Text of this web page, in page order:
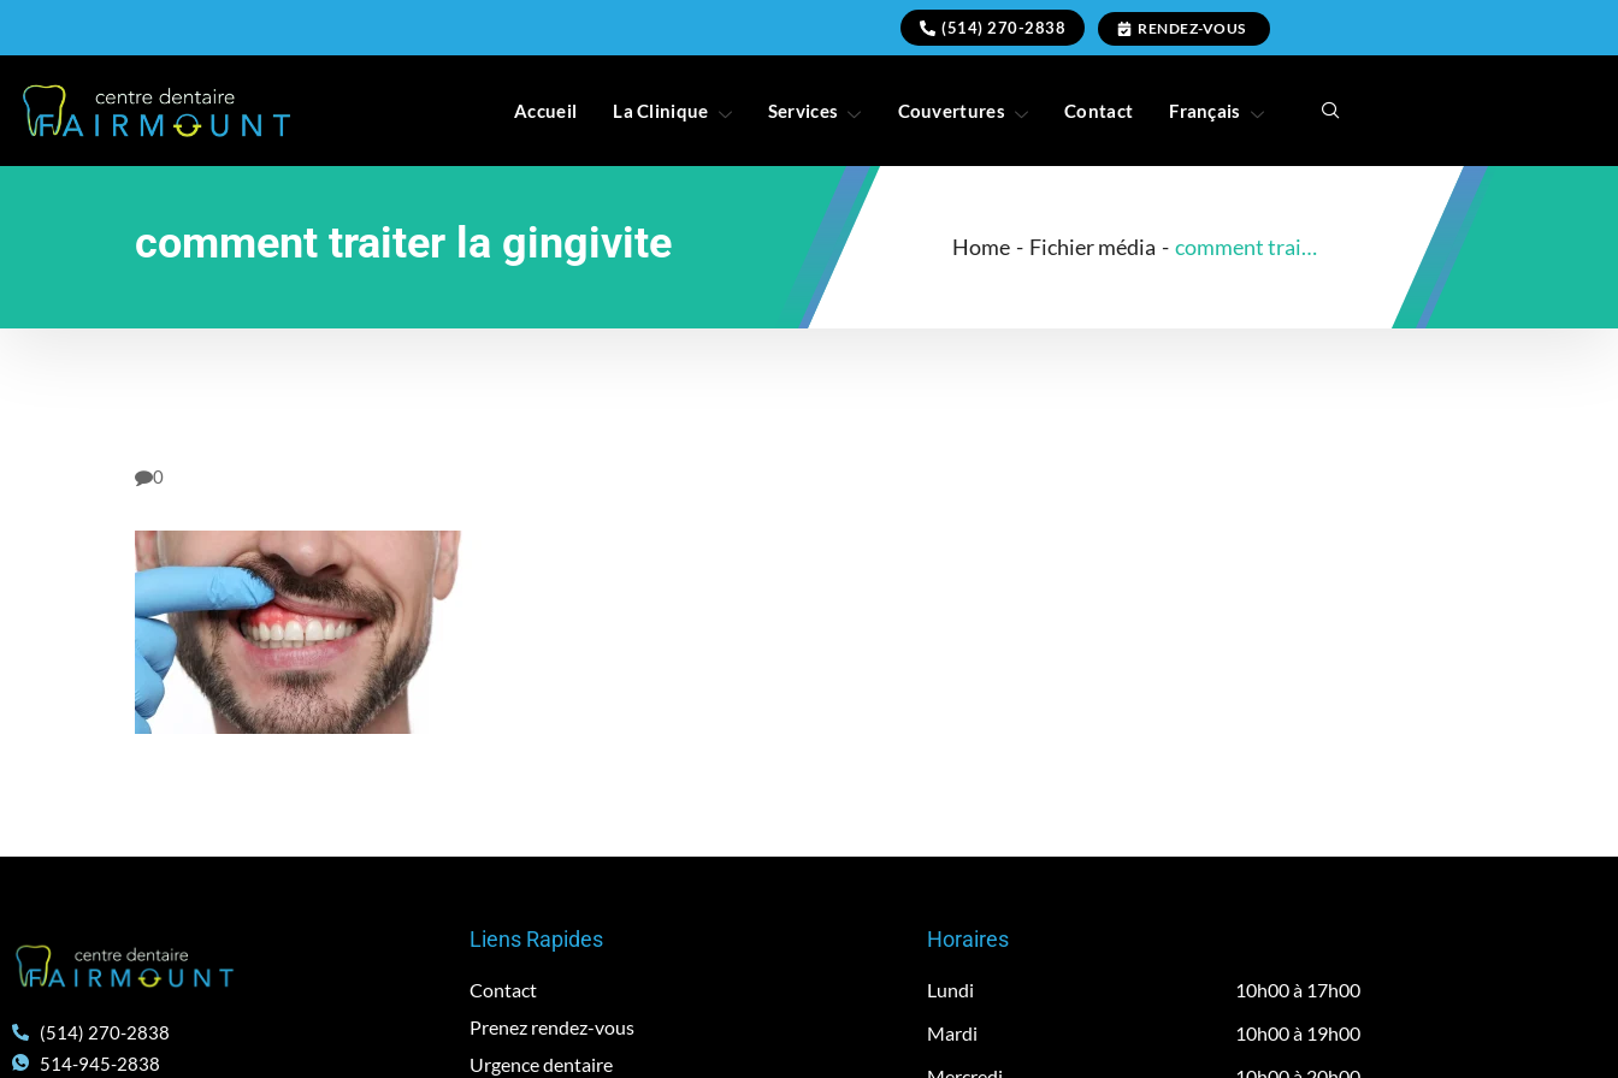
(514) 270-2838 RENDEZ-VOUS
Accueil La Clinique Services Couvertures Contact Français
comment traiter la gingivite Home - Fichier média - comment traiter la gingivite
0
(514) 270-2838
514-945-2838
Liens Rapides
Contact
Prenez rendez-vous
Urgence dentaire
Horaires
Lundi
10h00 à 17h00
Mardi
10h00 à 19h00